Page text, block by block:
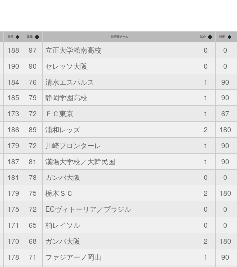
身長 体重 前所属チーム 試合 時間
188 97 立正大学淞南高校 0 0
190 90 セレッソ大阪 0 0
184 76 清水エスパルス 1 90
185 79 静岡学園高校 1 90
173 72 ＦＣ東京 1 67
186 89 浦和レッズ 2 180
179 72 川崎フロンターレ 1 90
187 81 漢陽大学校／大韓民国 1 90
181 78 ガンバ大阪 0 0
179 75 栃木ＳＣ 2 180
175 72 ECヴィトーリア／ブラジル 0 0
171 65 柏レイソル 0 0
170 68 ガンバ大阪 2 180
178 71 ファジアーノ岡山 1 90